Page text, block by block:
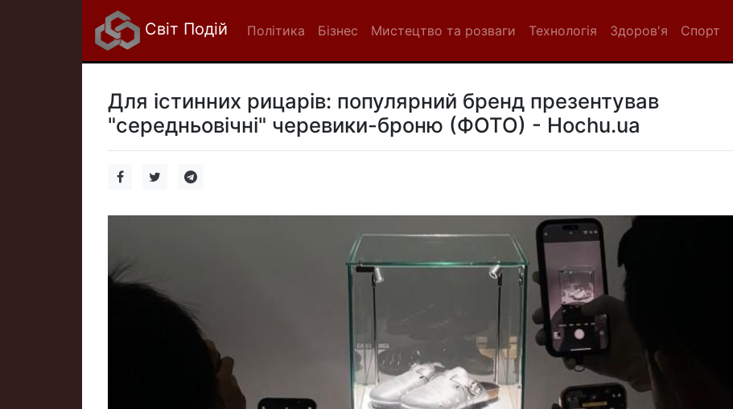
Світ Подій Політика Бізнес Мистецтво та розваги Технологія Здоров'я Спорт
Для істинних рицарів: популярний бренд презентував
"середньовічні" черевики-броню (ФОТО) - Hochu.ua